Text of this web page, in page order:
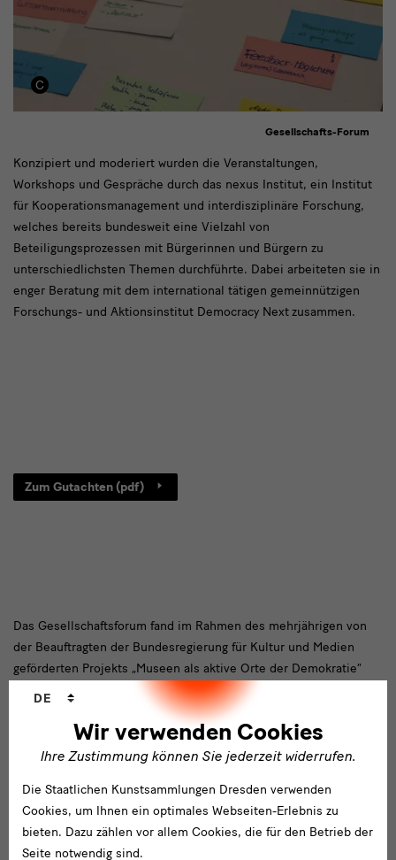
Das
Gesellschafts-
Forum
Konzipiert und moderiert wurden die Veranstaltungen,
Workshops und Gespräche durch das nexus Institut, ein Institut
für Kooperationsmanagement und interdisziplinäre Forschung,
welches bereits bundesweit eine Vielzahl von
Beteiligungsprozessen mit Bürgerinnen und Bürgern zu
unterschiedlichsten Themen durchführte. Dabei arbeiteten sie in
enger Beratung mit dem international tätigen gemeinnützigen
Forschungs- und Aktionsinstitut Democracy Nextzusammen.
Gesellschafts-Forum
Zum
Gutachten
Zum Gutachten (pdf)
Die
Gesellschaftsforen
werden
Das Gesellschaftsforum fand im Rahmen des mehrjährigen von
der Beauftragten der Bundesregierung für Kultur und Medien
geförderten Projekts „Museen als aktive Orte der Demokratie“
(MODemo) statt, welches zahlreiche innovative
Veranstaltungsformate und ein vielfältiges Outreach-Programm
an den SKD ermöglichte.
Wir verwenden Cookies
Ihre Zustimmung können Sie jederzeit widerrufen.
DE
Die Staatlichen Kunstsammlungen Dresden verwenden
Cookies, um Ihnen ein optimales Webseiten-Erlebnis zu
bieten. Dazu zählen vor allem Cookies, die für den Betrieb der
Seite notwendig sind.